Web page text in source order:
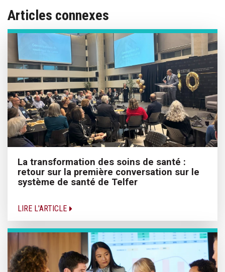
Articles connexes
La transformation des soins de santé :
retour sur la première conversation sur le
système de santé de Telfer
LIRE L'ARTICLE